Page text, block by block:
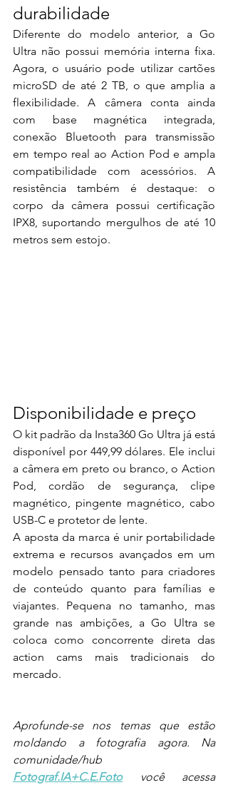
durabilidade
Diferente do modelo anterior, a Go
Ultra não possui memória interna fixa.
Agora, o usuário pode utilizar cartões
microSD de até 2 TB, o que amplia a
flexibilidade. A câmera conta ainda
com base magnética integrada,
conexão Bluetooth para transmissão
em tempo real ao Action Pod e ampla
compatibilidade com acessórios. A
resistência também é destaque: o
corpo da câmera possui certificação
IPX8, suportando mergulhos de até 10
metros sem estojo.
Disponibilidade e preço
O kit padrão da Insta360 Go Ultra já está
disponível por 449,99 dólares. Ele inclui
a câmera em preto ou branco, o Action
Pod, cordão de segurança, clipe
magnético, pingente magnético, cabo
USB-C e protetor de lente.
A aposta da marca é unir portabilidade
extrema e recursos avançados em um
modelo pensado tanto para criadores
de conteúdo quanto para famílias e
viajantes. Pequena no tamanho, mas
grande nas ambições, a Go Ultra se
coloca como concorrente direta das
action cams mais tradicionais do
mercado.
Aprofunde-se nos temas que estão
moldando a fotografia agora. Na
Fotograf.IA+C.E.Foto você acessa